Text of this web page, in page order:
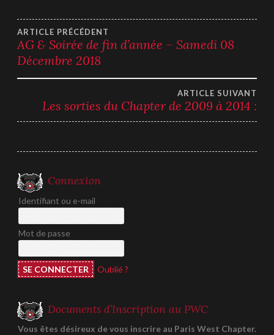
Navigation
de
l’article
ARTICLE PRÉCÉDENT
AG & Soirée de fin d’année – Samedi 08
Décembre 2018
ARTICLE SUIVANT
Les sorties du Chapter de 2009 à 2014 :
Connexion
Identifiant ou e-mail
Mot de passe
Oublié ?
Documents d’Inscription au PWC
Vous êtes désireux de vous inscrire au Paris West Chapter.